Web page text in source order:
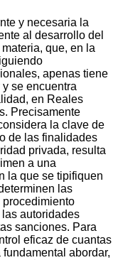
y necesaria la
al desarrollo del
que, en la
apenas tiene
se encuentra
en Reales
Precisamente
la clave de
de las finalidades
privada, resulta
a una
la que se tipifiquen
las
autoridades
sanciones. Para
eficaz de cuantas
abordar,